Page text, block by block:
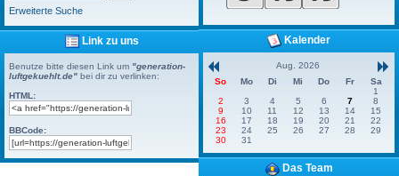
Erweiterte Suche
Link zu uns
Benutze bitte diesen Link um "generation-
luftgekuehlt.de" bei dir zu verlinken:
HTML:
BBCode:
Kalender
Aug. 2026
So
Mo Di Mi Do Fr
Sa
1
2
3 4 5 6 7
8
9
10 11 12 13 14
15
16
17 18 19 20 21
22
23
24 25 26 27 28
29
30
31
Das Team